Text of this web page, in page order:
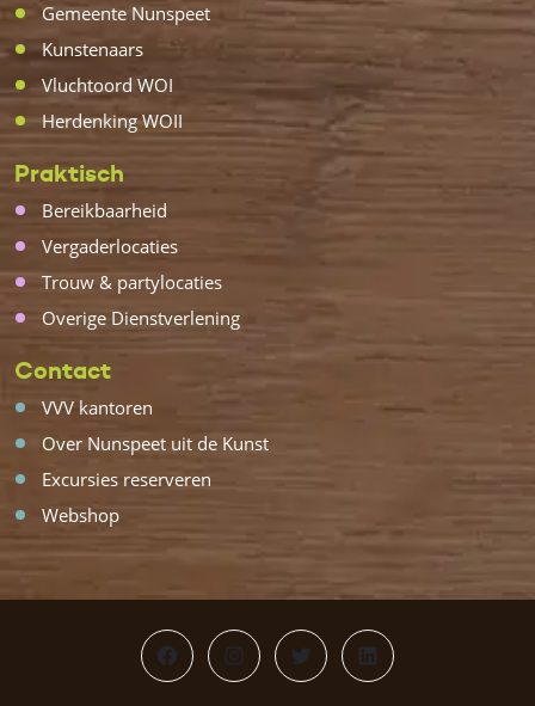
Gemeente Nunspeet
Kunstenaars
Vluchtoord WOI
Herdenking WOII
Praktisch
Bereikbaarheid
Vergaderlocaties
Trouw & partylocaties
Overige Dienstverlening
Contact
VVV kantoren
Over Nunspeet uit de Kunst
Excursies reserveren
Webshop
FacebookInstagram
TwitterLinkedIn